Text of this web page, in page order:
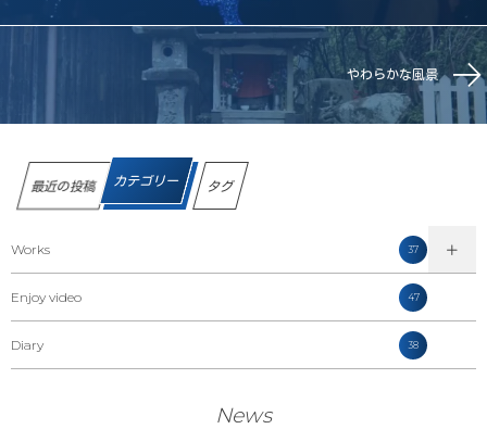
やわらかな風景
最近の投稿 カテゴリー タグ
Works 37
Enjoy video 47
Diary 38
News